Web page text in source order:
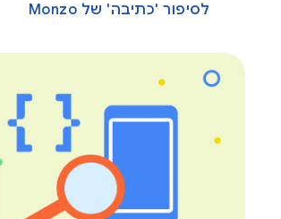
לסיפור 'כתיבה' של Monzo